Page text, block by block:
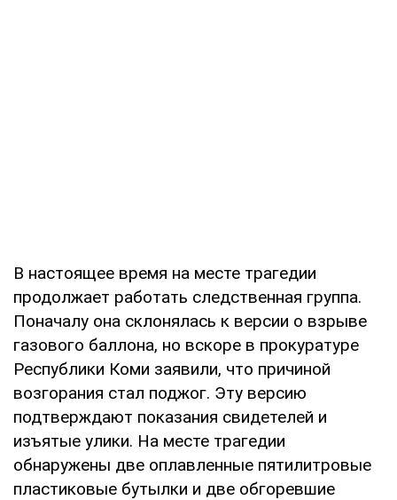
В настоящее время на месте трагедии
продолжает работать следственная группа.
Поначалу она склонялась к версии о взрыве
газового баллона, но вскоре в прокуратуре
Республики Коми заявили, что причиной
возгорания стал поджог. Эту версию
подтверждают показания свидетелей и
изъятые улики. На месте трагедии
обнаружены две оплавленные пятилитровые
пластиковые бутылки и две обгоревшие